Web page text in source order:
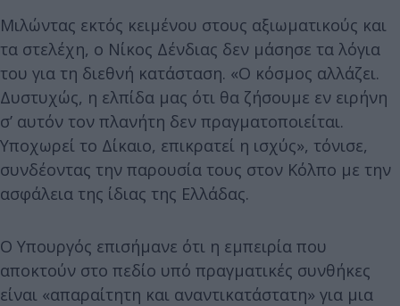
Μιλώντας εκτός κειμένου στους αξιωματικούς και
τα στελέχη, ο Νίκος Δένδιας δεν μάσησε τα λόγια
του για τη διεθνή κατάσταση. «Ο κόσμος αλλάζει.
Δυστυχώς, η ελπίδα μας ότι θα ζήσουμε εν ειρήνη
σ’ αυτόν τον πλανήτη δεν πραγματοποιείται.
Υποχωρεί το Δίκαιο, επικρατεί η ισχύς», τόνισε,
συνδέοντας την παρουσία τους στον Κόλπο με την
ασφάλεια της ίδιας της Ελλάδας.
Ο Υπουργός επισήμανε ότι η εμπειρία που
αποκτούν στο πεδίο υπό πραγματικές συνθήκες
είναι «απαραίτητη και αναντικατάστατη» για μια